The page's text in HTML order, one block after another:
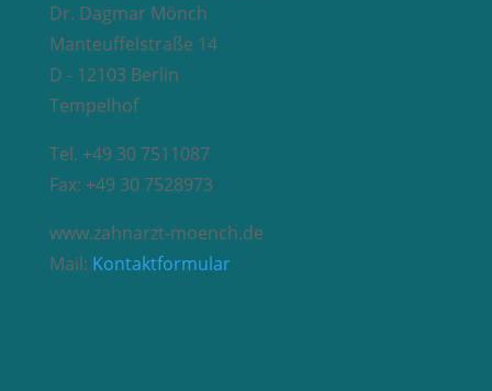
Dr. Dagmar Mönch
Manteuffelstraße 14
D - 12103 Berlin
Tempelhof
Tel. +49 30 7511087
Fax: +49 30 7528973
www.zahnarzt-moench.de
Mail: Kontaktformular